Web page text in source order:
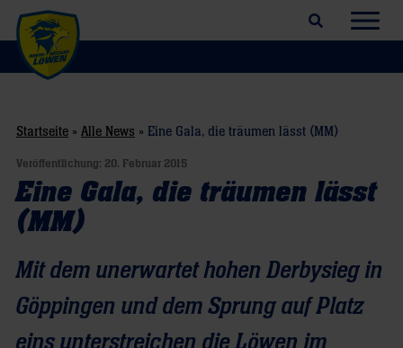
Suchfeld öffnen
Startseite » Alle News » Eine Gala, die träumen lässt (MM)
Veröffentlichung: 20. Februar 2015
Eine Gala, die träumen lässt
(MM)
Mit dem unerwartet hohen Derbysieg in
Göppingen und dem Sprung auf Platz
eins unterstreichen die Löwen im